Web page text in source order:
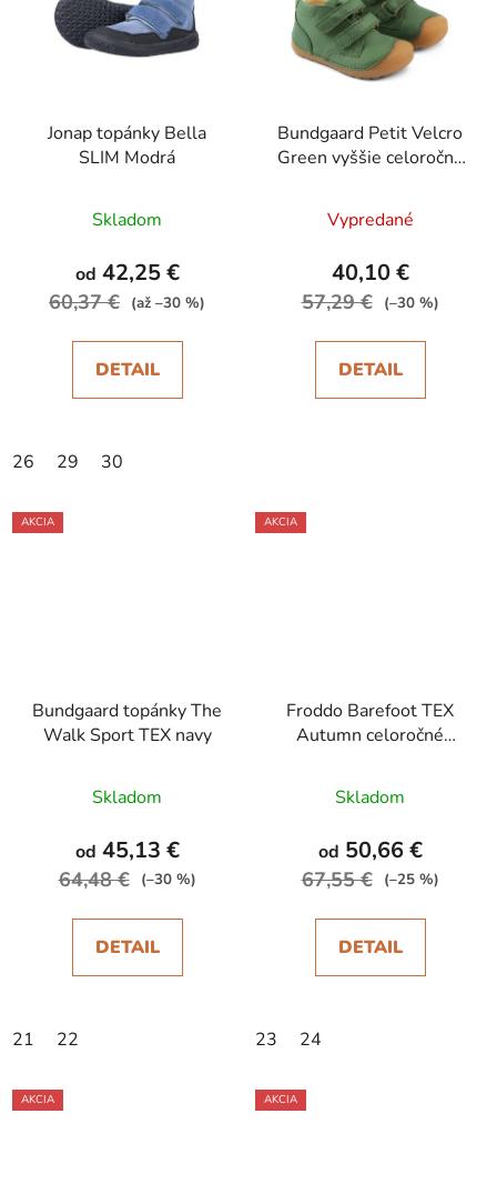
Jonap topánky Bella
SLIM Modrá
Skladom
od 42,25 €
60,37 € (až –30 %)
DETAIL
26 29 30
Bundgaard Petit Velcro
Green vyššie celoročné
Vypredané
40,10 €
57,29 € (–30 %)
DETAIL
AKCIA
Bundgaard topánky The
Walk Sport TEX navy
Skladom
od 45,13 €
64,48 € (–30 %)
DETAIL
21 22
AKCIA
Froddo Barefoot TEX
Autumn celoročné
Skladom
od 50,66 €
67,55 € (–25 %)
DETAIL
23 24
AKCIA AKCIA